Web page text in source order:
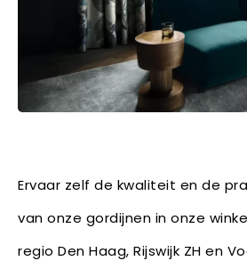
Ervaar zelf de kwaliteit en de
van onze gordijnen in onze
regio Den Haag, Rijswijk ZH en